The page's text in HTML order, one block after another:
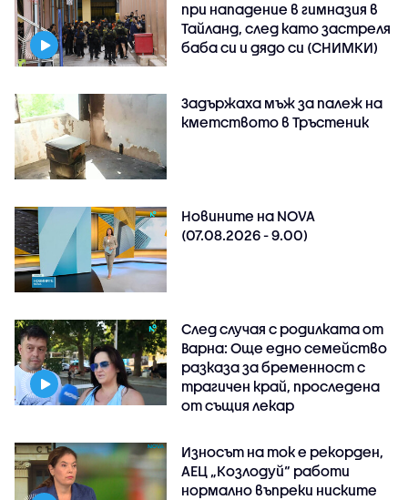
при нападение в гимназия в
Тайланд, след като застреля
баба си и дядо си (СНИМКИ)
Задържаха мъж за палеж на
кметството в Тръстеник
Новините на NOVA
(07.08.2026 - 9.00)
След случая с родилката от
Варна: Още едно семейство
разказа за бременност с
трагичен край, проследена
от същия лекар
Износът на ток е рекорден,
АЕЦ „Козлодуй“ работи
нормално въпреки ниските